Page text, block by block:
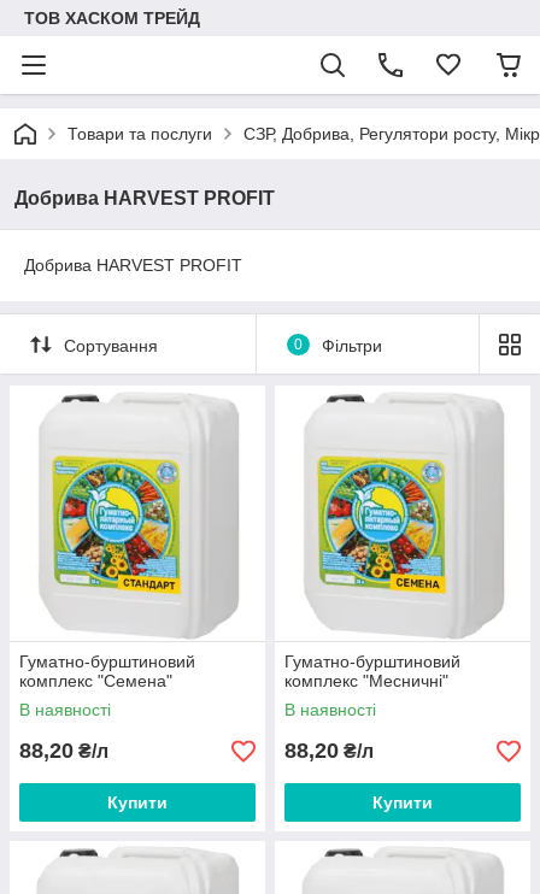
ТОВ ХАСКОМ ТРЕЙД
Товари та послуги СЗР, Добрива, Регулятори росту,
Добрива HARVEST PROFIT
Добрива HARVEST PROFIT
Сортування 0 Фільтри
Гуматно-бурштиновий
комплекс "Семена"
В наявності
88,20 ₴/л
Купити
Гуматно-бурштиновий
комплекс "Месничні"
В наявності
88,20 ₴/л
Купити